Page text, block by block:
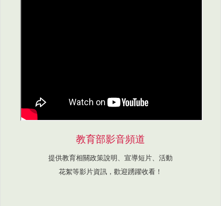
教育部影音頻道
提供教育相關政策說明、宣導短片、活動
花絮等影片資訊，歡迎踴躍收看！